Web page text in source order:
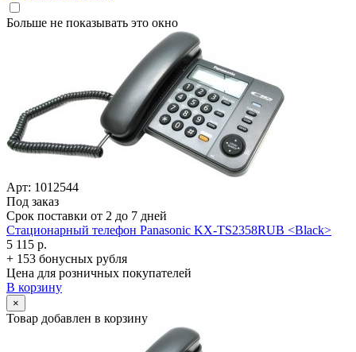
Больше не показывать это окно
Арт: 1012544
Под заказ
Срок поставки от 2 до 7 дней
Стационарный телефон Panasonic KX-TS2358RUB <Black>
5 115 р.
+ 153 бонусных рубля
Цена для розничных покупателей
В корзину
×
Товар добавлен в корзину